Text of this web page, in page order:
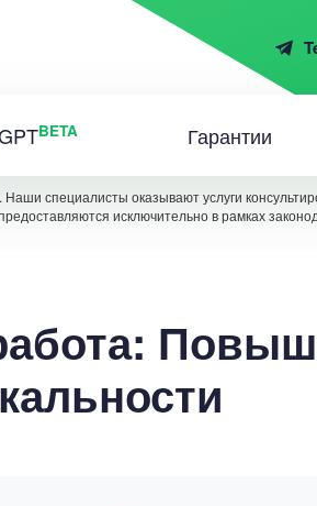
BETA Гарантии
специалисты оказывают услуги
исключительно в рамках